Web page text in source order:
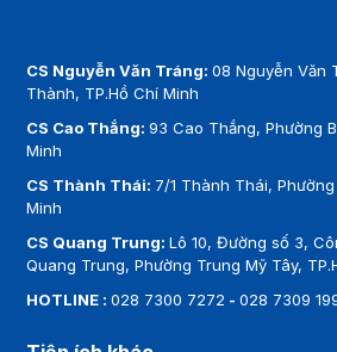
CS Nguyễn Văn Tráng:08 Nguyễn Văn
Thành, TP.Hồ Chí Minh
CS Cao Thắng:93 Cao Thắng, Phường
Minh
CS Thành Thái: 7/1 Thành Thái,
Minh
CS Quang Trung:Lô 10, Đường số 3,
Quang Trung, Phường Trung Mỹ Tây,
HOTLINE :028 7300 7272 -028 7309